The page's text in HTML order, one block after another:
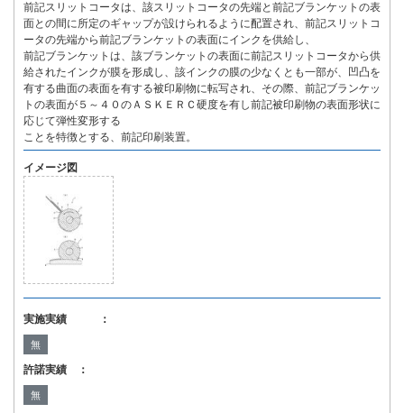
前記スリットコータは、該スリットコータの先端と前記ブランケットの表
面との間に所定のギャップが設けられるように配置され、前記スリットコ
ータの先端から前記ブランケットの表面にインクを供給し、
前記ブランケットは、該ブランケットの表面に前記スリットコータから供
給されたインクが膜を形成し、該インクの膜の少なくとも一部が、凹凸を
有する曲面の表面を有する被印刷物に転写され、その際、前記ブランケッ
トの表面が５～４０のＡＳＫＥＲＣ硬度を有し前記被印刷物の表面形状に
応じて弾性変形する
ことを特徴とする、前記印刷装置。
イメージ図
実施実績 ：
無
許諾実績 ：
無